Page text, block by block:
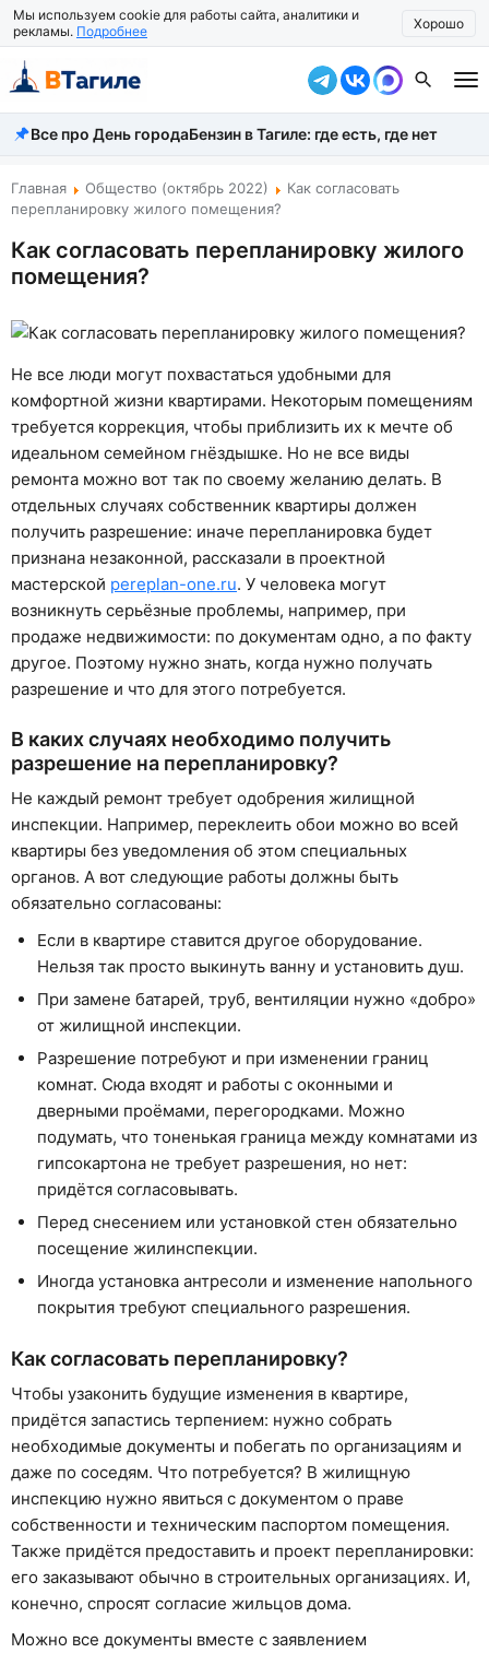
Мы используем cookie для работы сайта, аналитики и
рекламы. Подробнее Хорошо
Все новости
Происшествия
Власть
Жизнь
Общество
Рассказать новость
Все про День городаБензин в Тагиле: где есть, где нет
Главная Общество (октябрь 2022)
Как согласовать
перепланировку жилого помещения?
Как согласовать перепланировку жилого
помещения?
Не все люди могут похвастаться удобными для
комфортной жизни квартирами. Некоторым помещениям
требуется коррекция, чтобы приблизить их к мечте об
идеальном семейном гнёздышке. Но не все виды
ремонта можно вот так по своему желанию делать. В
отдельных случаях собственник квартиры должен
получить разрешение: иначе перепланировка будет
признана незаконной, рассказали в проектной
мастерской pereplan-one.ru. У человека могут
возникнуть серьёзные проблемы, например, при
продаже недвижимости: по документам одно, а по факту
другое. Поэтому нужно знать, когда нужно получать
разрешение и что для этого потребуется.
В каких случаях необходимо получить
разрешение на перепланировку?
Не каждый ремонт требует одобрения жилищной
инспекции. Например, переклеить обои можно во всей
квартиры без уведомления об этом специальных
органов. А вот следующие работы должны быть
обязательно согласованы:
Если в квартире ставится другое оборудование.
Нельзя так просто выкинуть ванну и установить душ.
При замене батарей, труб, вентиляции нужно «добро»
от жилищной инспекции.
Разрешение потребуют и при изменении границ
комнат. Сюда входят и работы с оконными и
дверными проёмами, перегородками. Можно
подумать, что тоненькая граница между комнатами из
гипсокартона не требует разрешения, но нет:
придётся согласовывать.
Перед снесением или установкой стен обязательно
посещение жилинспекции.
Иногда установка антресоли и изменение напольного
покрытия требуют специального разрешения.
Как согласовать перепланировку?
Чтобы узаконить будущие изменения в квартире,
придётся запастись терпением: нужно собрать
необходимые документы и побегать по организациям и
даже по соседям. Что потребуется? В жилищную
инспекцию нужно явиться с документом о праве
собственности и техническим паспортом помещения.
Также придётся предоставить и проект перепланировки:
его заказывают обычно в строительных организациях. И,
конечно, спросят согласие жильцов дома.
Можно все документы вместе с заявлением